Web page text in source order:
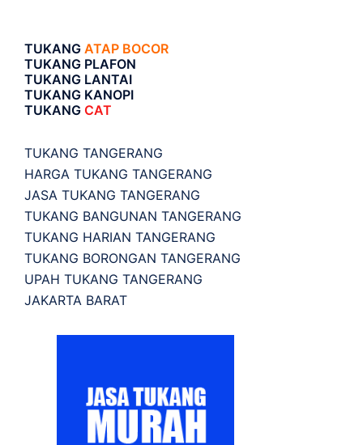
TUKANG ATAP BOCOR
TUKANG PLAFON
TUKANG LANTAI
TUKANG KANOPI
TUKANG CAT
TUKANG TANGERANG
HARGA TUKANG TANGERANG
JASA TUKANG TANGERANG
TUKANG BANGUNAN TANGERANG
TUKANG HARIAN TANGERANG
TUKANG BORONGAN TANGERANG
UPAH TUKANG TANGERANG
JAKARTA BARAT